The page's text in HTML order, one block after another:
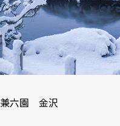
兼六園 金沢